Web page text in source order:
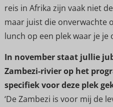
reis in Afrika zijn vaak niet
maar juist die onverwachte
lunch op een plek waar je je
In november staat jullie
Zambezi-rivier op het
specifiek voor deze plek
‘De Zambezi is voor mij de